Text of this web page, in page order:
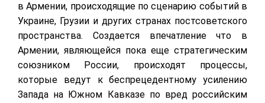
в Армении, происходящие по сценарию событий в
Украине, Грузии и других странах постсоветского
пространства. Создается впечатление что в
Армении, являющейся пока еще стратегическим
союзником России, происходят процессы,
которые ведут к беспрецедентному усилению
Запада на Южном Кавказе по вред российским